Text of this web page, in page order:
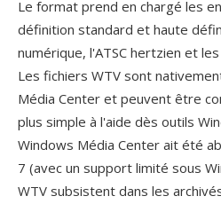
Le format prend en chargé les
définition standard et haute
numérique, l'ATSC hertzien et
Les fichiers WTV sont
Média Center et peuvent être
plus simple à l'aide dès outils
Windows Média Center ait été
7 (avec un support limité sous
WTV subsistent dans les